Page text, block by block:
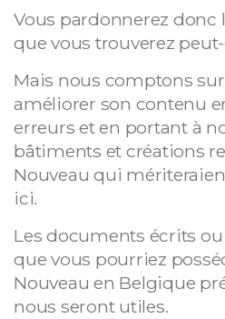
Vous pardonnerez donc
que vous trouverez
Mais nous comptons
améliorer son contenu
erreurs et en portant à
bâtiments et créations
Nouveau qui
ici.
Les documents écrits
que vous pourriez
Nouveau en Belgique
nous seront utiles.